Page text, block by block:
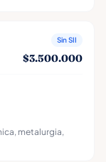
Sin SII
$3.500.000
metalurgia,